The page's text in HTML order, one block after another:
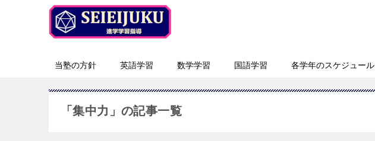
当塾の方針 英語学習 数学学習 国語学習 各学年のスケジュール
「集中力」の記事一覧